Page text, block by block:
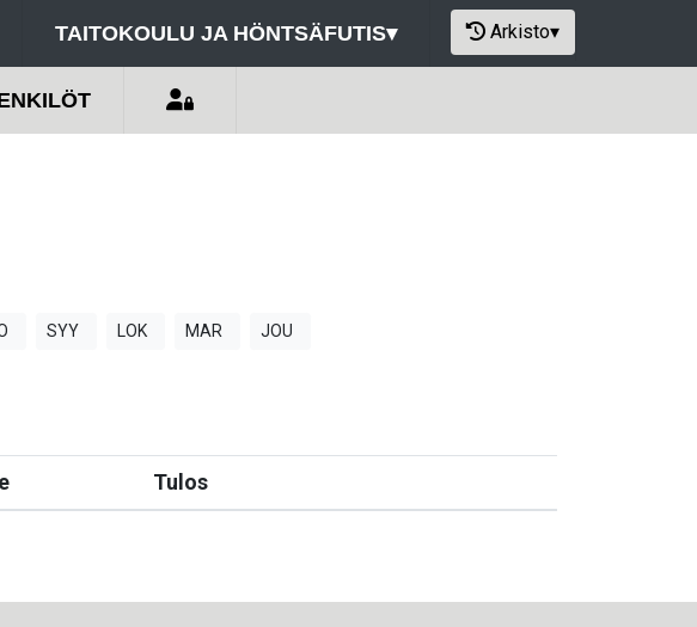
TAITOKOULU JA HÖNTSÄFUTIS▾ Arkisto▾
SYY LOK MAR JOU
Tulos